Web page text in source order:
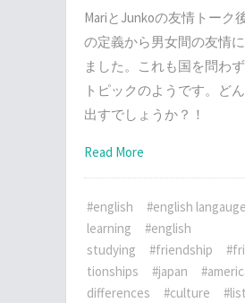
MariとJunkoの友情トーク
の定義から男女間の友情
ました。これも国を問わ
トピックのようです。ど
出すでしょうか？！
Read More
#english #english langauge
learning
#english
studying
#friendship
tionships
#japan
differences
#culture